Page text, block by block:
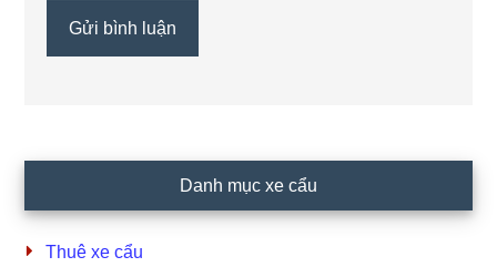
Sidebar
Danh mục xe cẩu
Thuê xe cẩu